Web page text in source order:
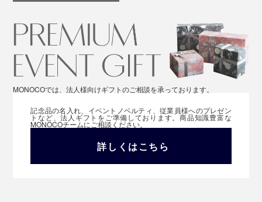
天板に季節の花を飾ったり、アロマディフューザーを置
いたり、キートレイを置いたり、思いのままディスプレ
MONOCOでは、法人様向けギフトのご相談を承っております。
記念品の名入れ、イベントノベルティ、従業員様へのプレゼン
トなど、法人ギフトをご準備しております。商品知識豊富な
MONOCOチームにご相談ください。
詳しくはこちら